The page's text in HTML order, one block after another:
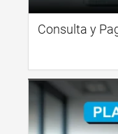
Consulta y